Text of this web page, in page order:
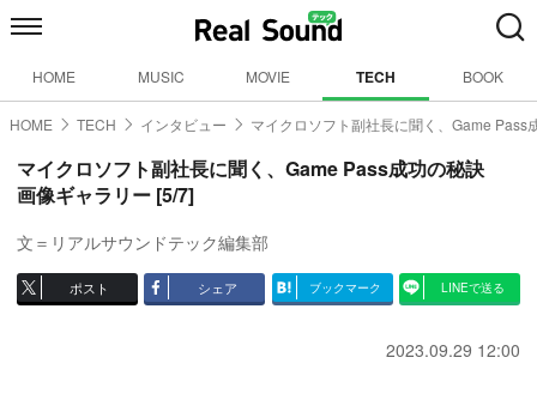
HOME MUSIC MOVIE TECH BOOK
HOME TECH インタビュー マイクロソフト副社長に聞く、Game Pass
マイクロソフト副社長に聞く、Game Pass成功の秘訣
画像ギャラリー [5/7]
文＝リアルサウンドテック編集部
ポスト シェア ブックマーク LINEで送る
2023.09.29 12:00